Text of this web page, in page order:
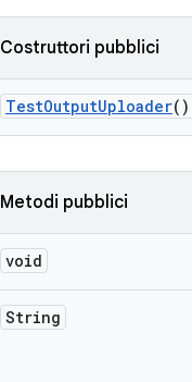
Costruttori pubblici
TestOutputUploader()
Metodi pubblici
void
String